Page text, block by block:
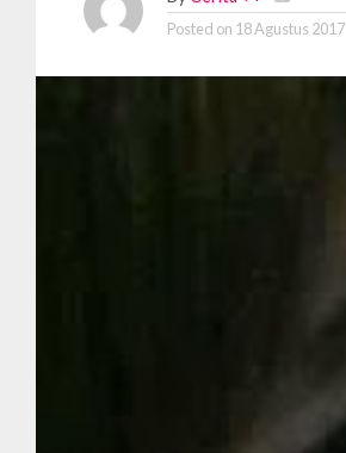
Posted on 18 Agustus 2017